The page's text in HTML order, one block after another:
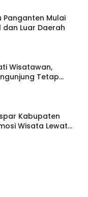
Panganten Mulai
dan Luar Daerah
Wisatawan,
Tetap
Kabupaten
Wisata Lewat